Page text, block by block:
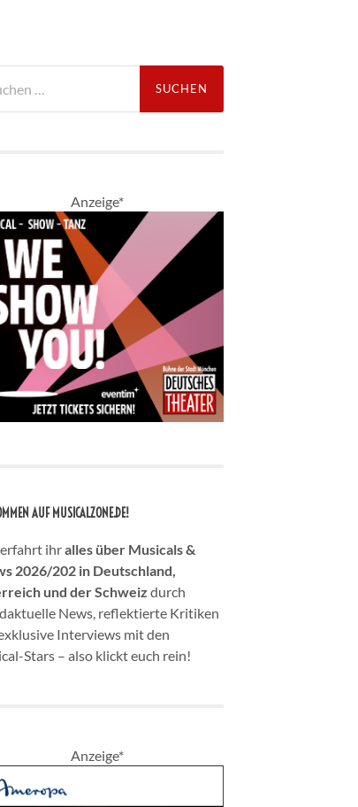
Anzeige*
AUF MUSICALZONE.DE!
ihralles über Musicals &
2026/202 in Deutschland,
und der Schweiz durch
News, reflektierte Kritiken
Interviews mit den
Stars – also klickt euch rein!
Anzeige*